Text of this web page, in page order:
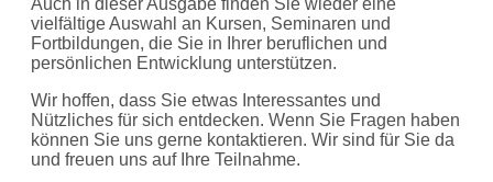
Auch in dieser Ausgabe finden Sie wieder eine
vielfältige Auswahl an Kursen, Seminaren und
Fortbildungen, die Sie in Ihrer beruflichen und
persönlichen Entwicklung unterstützen.
Wir hoffen, dass Sie etwas Interessantes und
Nützliches für sich entdecken. Wenn Sie Fragen haben
können Sie uns gerne kontaktieren. Wir sind für Sie da
und freuen uns auf Ihre Teilnahme.